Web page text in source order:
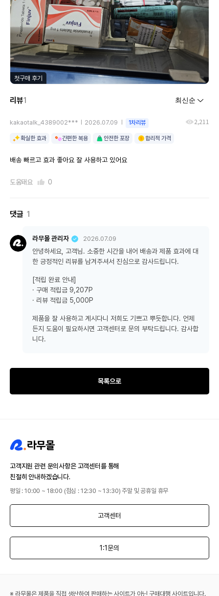
첫구매 후기
리뷰1
kakaotalk_4389002*** 2026.07.09 1차리뷰 2,211
확실한 효과 간편한 복용 안전한 포장 합리적 가격
배송 빠르고 효과 좋아요 잘 사용하고 있어요
도움돼요 0
댓글 1
라무몰 관리자 2026.07.09
안녕하세요, 고객님. 소중한 시간을 내어 배송과 제품 효과에 대
한 긍정적인 리뷰를 남겨주셔서 진심으로 감사드립니다.
[적립 완료 안내]
· 구매 적립금 9,207P
· 리뷰 적립금 5,000P
제품을 잘 사용하고 계시다니 저희도 기쁘고 뿌듯합니다. 언제
든지 도움이 필요하시면 고객센터로 문의 부탁드립니다. 감사합
니다.
목록으로
고객지원 관련 문의사항은 고객센터를 통해
친절히 안내하겠습니다.
평일 : 10:00 ~ 18:00 (점심 : 12:30 ~ 13:30) 주말 및 공휴일 휴무
고객센터
1:1문의
※ 라무몰은 제품을 직접 생산하여 판매하는 사이트가 아닌 구매대행 사이트입니다.